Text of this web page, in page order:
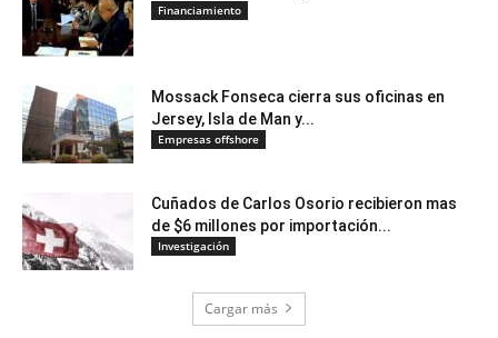
Financiamiento
Mossack Fonseca cierra sus oficinas en
Jersey, Isla de Man y...
Empresas offshore
Cuñados de Carlos Osorio recibieron mas
de $6 millones por importación...
Investigación
Cargar más